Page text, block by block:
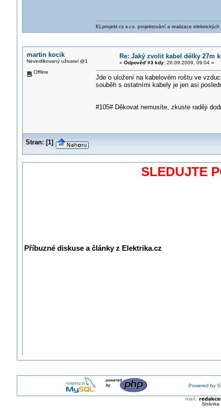
ELprojekt.cz s.r.o. projektování a realizace
martin kocik
Neverifikovaný uživatel @1
Offline
Re: Jaký zvolit kabel délky 27m
« Odpověď #3 kdy:26.09.2009, 09:04 »
Jde o uložení na kabelovém roštu ve
souběh s ostatními kabely je jen asi
#105# Děkovat nemusíte, zkuste raději
Stran: [1]
SLEDUJTE
Příbuzné diskuse a články z Elektrika.cz
Powered by
Stránka